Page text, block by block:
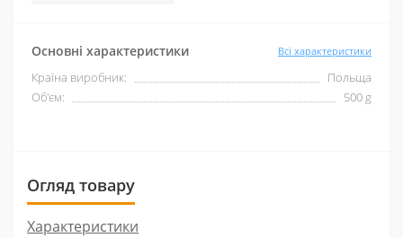
Основні характеристики Всі характеристики
Країна виробник:
Польща
Об'єм:
500 g
Огляд товару
Характеристики